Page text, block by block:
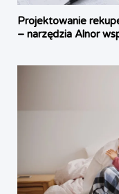
Projektowanie
– narzędzia Alnor